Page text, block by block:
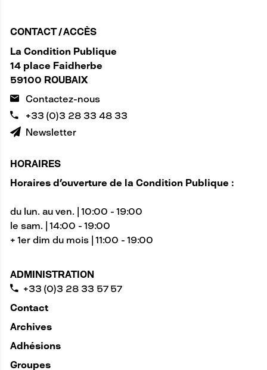
CONTACT / ACCÈS
La Condition Publique
14 place Faidherbe
59100 ROUBAIX
Contactez-nous
+33 (0)3 28 33 48 33
Newsletter
HORAIRES
Horaires d'ouverture de la Condition Publique :
du lun. au ven. | 10:00 - 19:00
le sam. | 14:00 - 19:00
+ 1er dim du mois | 11:00 - 19:00
ADMINISTRATION
+33 (0)3 28 33 57 57
Contact
Archives
Adhésions
Groupes